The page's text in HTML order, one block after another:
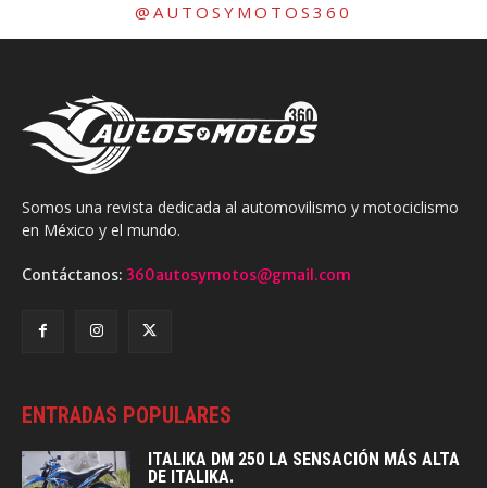
@AUTOSYMOTOS360
Somos una revista dedicada al automovilismo y motociclismo
en México y el mundo.
Contáctanos: 360autosymotos@gmail.com
ENTRADAS POPULARES
ITALIKA DM 250 LA SENSACIÓN MÁS ALTA
DE ITALIKA.